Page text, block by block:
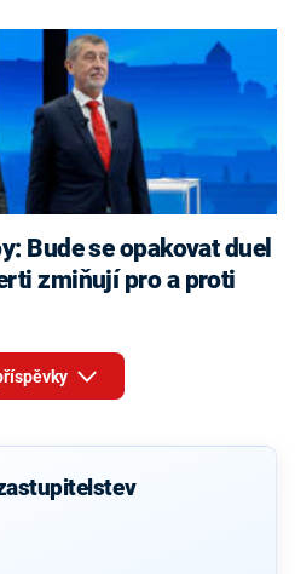
zmiňují pro a proti